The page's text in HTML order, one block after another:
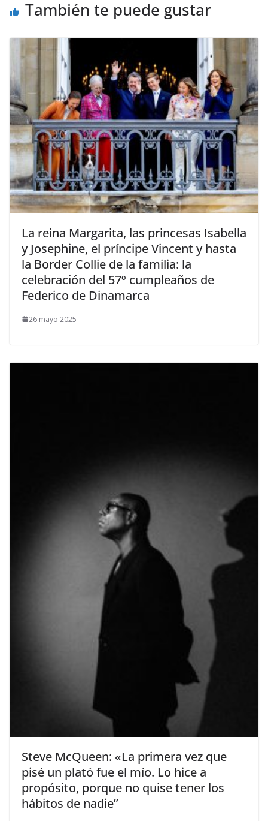
También te puede gustar
​La reina Margarita, las princesas Isabella
y Josephine, el príncipe Vincent y hasta
la Border Collie de la familia: la
celebración del 57º cumpleaños de
Federico de Dinamarca
26 mayo 2025
​Steve McQueen: «La primera vez que
pisé un plató fue el mío. Lo hice a
propósito, porque no quise tener los
hábitos de nadie”